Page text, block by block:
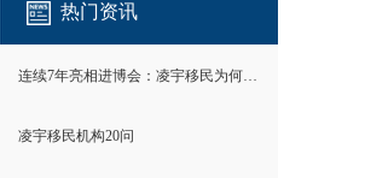
热门资讯
连续7年亮相进博会：凌宇移民为何成为唯一？
凌宇移民机构20问